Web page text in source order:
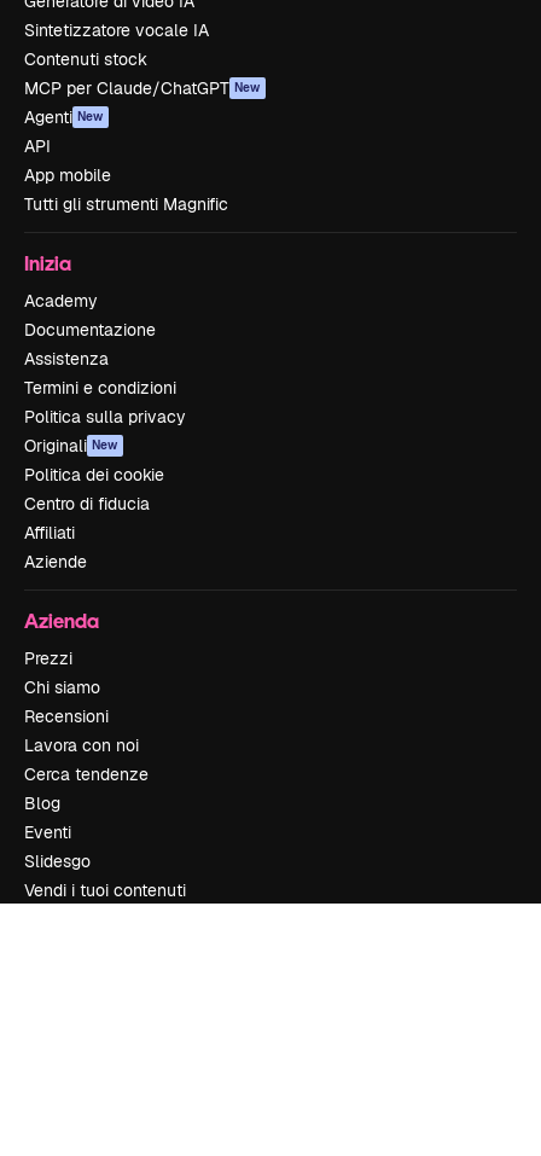
Sintetizzatore vocale IA
Contenuti stock
MCP per Claude/ChatGPT New
Agenti New
API
App mobile
Tutti gli strumenti Magnific
Inizia
Academy
Documentazione
Assistenza
Termini e condizioni
Politica sulla privacy
Originali New
Politica dei cookie
Centro di fiducia
Affiliati
Aziende
Azienda
Prezzi
Chi siamo
Recensioni
Lavora con noi
Cerca tendenze
Blog
Eventi
Slidesgo
Vendi i tuoi contenuti